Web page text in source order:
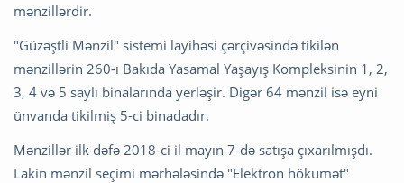
mənzillərdir.
"Güzəştli Mənzil" sistemi layihəsi çərçivəsində tikilən
mənzillərin 260-ı Bakıda Yasamal Yaşayış Kompleksinin 1, 2,
3, 4 və 5 saylı binalarında yerləşir. Digər 64 mənzil isə eyni
ünvanda tikilmiş 5-ci binadadır.
Mənzillər ilk dəfə 2018-ci il mayın 7-də satışa çıxarılmışdı.
Lakin mənzil seçimi mərhələsində "Elektron hökumət"